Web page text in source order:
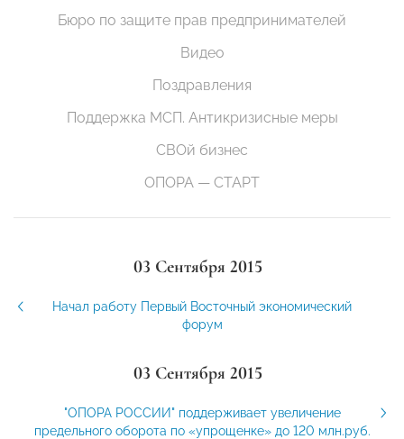
Бюро по защите прав предпринимателей
Видео
Поздравления
Поддержка МСП. Антикризисные меры
СВОй бизнес
ОПОРА — СТАРТ
03 Сентября 2015
Начал работу Первый Восточный экономический
форум
03 Сентября 2015
"ОПОРА РОССИИ" поддерживает увеличение
предельного оборота по «упрощенке» до 120 млн.руб.